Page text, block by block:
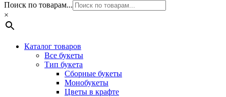
Поиск по товарам...
×
Каталог товаров
Все букеты
Тип букета
Сборные букеты
Монобукеты
Цветы в крафте